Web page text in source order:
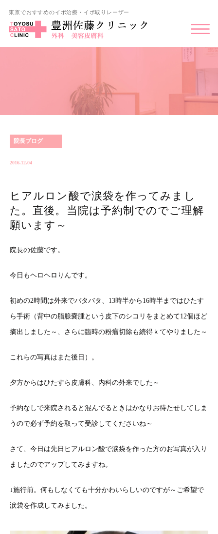
東京でおすすめのイボ治療・イボ取りレーザー
院長ブログ
2016.12.04
ヒアルロン酸で涙袋を作ってみまし
た。直後。当院は予約制でのでご理解
願います～
院長の佐藤です。
今日もヘロヘロりんです。
初めの2時間は外来でバタバタ、13時半から16時半まではひたす
ら手術（背中の脂腺嚢腫という皮下のシコリをまとめて12個ほど
摘出しました～、さらに臨時の粉瘤切除も続得ｋてやりました～
これらの写真はまた後日）。
夕方からはひたすら皮膚科、内科の外来でした～
予約なしで来院されると混んでるときはかなりお待たせしてしま
うので必ず予約を取って受診してくださいね～
さて、今日は先日ヒアルロン酸で涙袋を作った方のお写真が入り
ましたのでアップしてみますね。
↓施行前。何もしなくても十分かわいらしいのですが～ご希望で
涙袋を作成してみました。